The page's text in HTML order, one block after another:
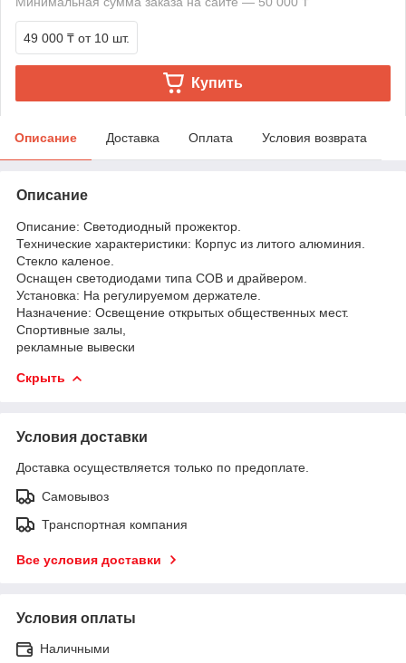
49 000 ₸ от 10 шт.
Купить
Описание Доставка Оплата Условия возврата
Описание
Описание: Светодиодный прожектор.
Технические характеристики: Корпус из литого алюминия.
Стекло каленое.
Оснащен светодиодами типа СОВ и драйвером.
Установка: На регулируемом держателе.
Назначение: Освещение открытых общественных мест.
Спортивные залы,
рекламные вывески
Скрыть
Условия доставки
Доставка осуществляется только по предоплате.
Самовывоз
Транспортная компания
Все условия доставки
Условия оплаты
Наличными